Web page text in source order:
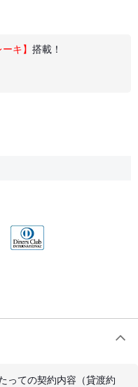
キ】 搭載！
っての契約内容（貸渡約